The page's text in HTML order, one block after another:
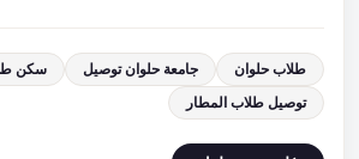
طلاب حلوان جامعة حلوان توصيل
سكن
توصيل طلاب المطار